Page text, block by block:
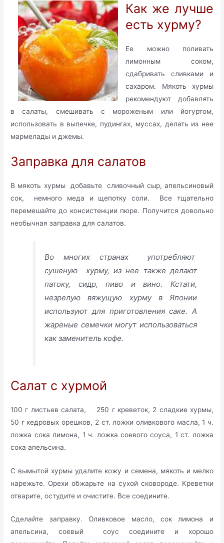
Как же лучше
есть хурму?
Ее можно поливать
лимонным соком,
сдабривать сливками и
сахаром. Мякоть хурмы
рекомендуют добавлять
в салаты, смешивать с мороженым или йогуртом,
использовать в выпечке, пудингах, муссах, делать из нее
мармелады и джемы.
Заправка для салатов
В мякоть хурмы добавьте сливочный сыр, апельсиновый
сок, немного меда и щепотку соли. Все тщательно
перемешайте до консистенции пюре. Получится довольно
необычная заправка для салатов.
Во многих странах употребляют
сушеную хурму, из нее также делают
патоку, сидр, пиво и вино. Кстати,
незрелую вяжущую хурму в Японии
используют для приготовления саке. А
жареные семечки могут использоваться
как заменитель кофе.
Салат с хурмой
100 г листьев салата, 250 г креветок, 2 сладкие хурмы,
50 г кедровых орешков, 2 ст. ложки оливкового масла, 1 ч.
ложка сока лимона, 1 ч. ложка соевого соуса, 1 ст. ложка
сока апельсина.
С вымытой хурмы удалите кожу и семена, мякоть и мелко
нарежьте. Орехи обжарьте на сухой сковороде. Креветки
отварите, остудите и очистите. Все соедините.
Сделайте заправку. Оливковое масло, сок лимона и
апельсина, соевый соус соедините и хорошо